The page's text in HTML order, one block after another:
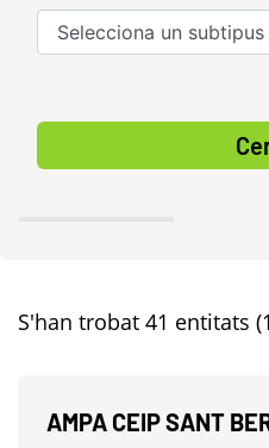
S'han trobat 41 entitats
AMPA CEIP SANT